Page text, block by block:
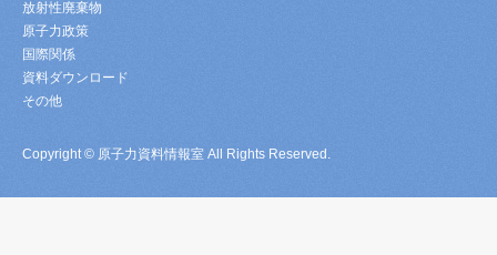
放射性廃棄物
原子力政策
国際関係
資料ダウンロード
その他
Copyright © 原子力資料情報室 All Rights Reserved.